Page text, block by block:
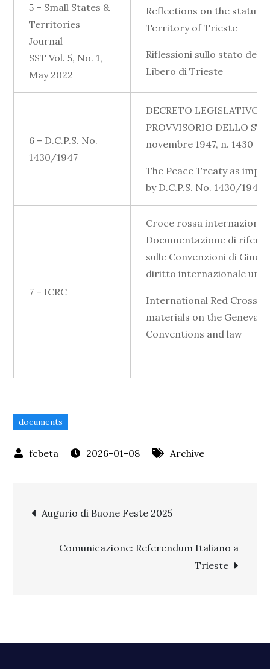
5 – Small States &
Territories
Journal
SST Vol. 5, No. 1,
May 2022
Reflections on the status
Territory of Trieste
Riflessioni sullo stato del
Libero di Trieste
6 – D.C.P.S. No.
1430/1947
DECRETO LEGISLATIVO
PROVVISORIO DELLO
novembre 1947, n. 1430
The Peace Treaty as
by D.C.P.S. No. 1430/1947
7 – ICRC
Croce rossa
Documentazione di
sulle Convenzioni di
diritto internazionale
International Red Cross:
materials on the Geneva
Conventions and law
documents
2026-01-08 Archive
Post
navigation
Augurio di Buone Feste 2025
Comunicazione: Referendum Italiano a
Trieste